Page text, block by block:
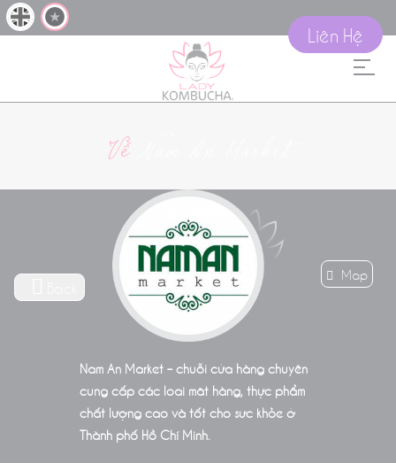
Liên Hệ
VềNam An Market
Map
Nam An Market – chuỗi cửa hàng chuyên
cung cấp các loại mặt hàng, thực phẩm
chất lượng cao và tốt cho sức khỏe ở
Thành phố Hồ Chí Minh.